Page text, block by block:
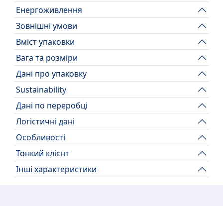
Енергоживлення
Зовнішні умови
Вміст упаковки
Вага та розміри
Дані про упаковку
Sustainability
Дані по переробці
Логістичні дані
Особливості
Тонкий клієнт
Інші характеристики